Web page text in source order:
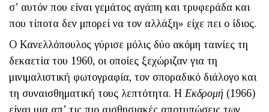
σ’ αυτόν που είναι γεμάτος αγάπη και τρυφεράδα και
που τίποτα δεν μπορεί να τον αλλάξη» είχε πει ο ίδιος.
Ο Κανελλόπουλος γύρισε μόλις δύο ακόμη ταινίες τη
δεκαετία του 1960, οι οποίες ξεχώριζαν για τη
μινιμαλιστική φωτογραφία, τον σποραδικό διάλογο και
τη συναισθηματική τους λεπτότητα. Η Εκδρομή (1966)